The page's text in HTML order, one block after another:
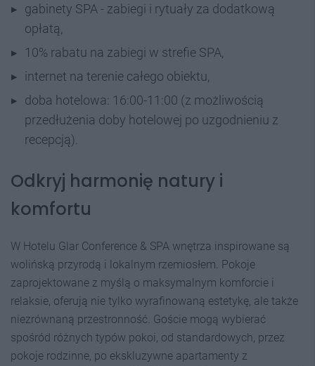
gabinety SPA - zabiegi i rytuały za dodatkową
opłatą,
10% rabatu na zabiegi w strefie SPA,
internet na terenie całego obiektu,
doba hotelowa: 16:00-11:00 (z możliwością
przedłużenia doby hotelowej po uzgodnieniu z
recepcją).
Odkryj harmonię natury i
komfortu
W Hotelu Glar Conference & SPA wnętrza inspirowane są
wolińską przyrodą i lokalnym rzemiosłem. Pokoje
zaprojektowane z myślą o maksymalnym komforcie i
relaksie, oferują nie tylko wyrafinowaną estetykę, ale także
niezrównaną przestronność. Goście mogą wybierać
spośród różnych typów pokoi, od standardowych, przez
pokoje rodzinne, po ekskluzywne apartamenty z